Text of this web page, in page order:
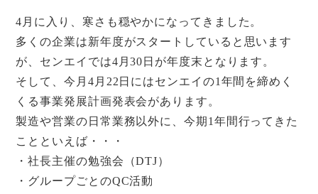
4 月に入り、寒さも穏やかになってきました。
多くの企業は新年度がスタートしていると思います
が、センエイでは4 月30 日が年度末となります。
そして、今月 4 月 22 日にはセンエイの1 年間を締めく
くる事業発展計画発表会があります。
製造や営業の日常業務以外に、今期 1 年間行ってきた
ことといえば・・・
・社長主催の勉強会（DTJ）
・グループごとのQC活動